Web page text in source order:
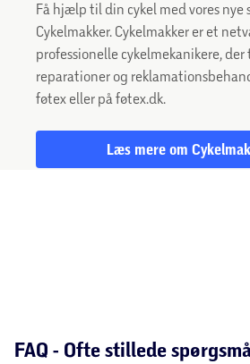
Få hjælp til din cykel med vores nye
Cykelmakker. Cykelmakker er et
professionelle cykelmekanikere, der
reparationer og
føtex eller på føtex.dk.
Læs mere om
FAQ - Ofte stillede